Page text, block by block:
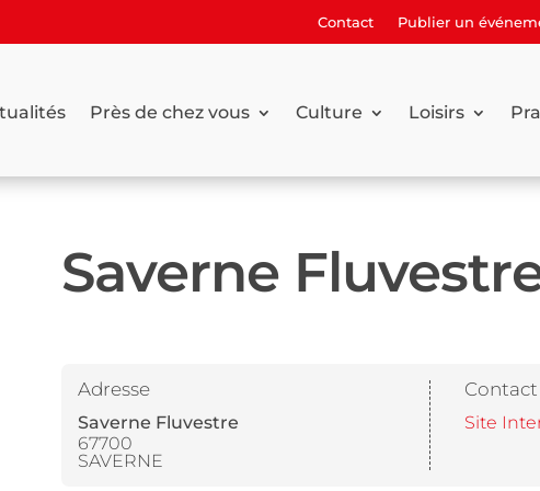
Contact Publier un
Près de chez vous Culture Loisirs
Saverne
Adresse
Saverne Fluvestre
67700
SAVERNE
Contact
Site